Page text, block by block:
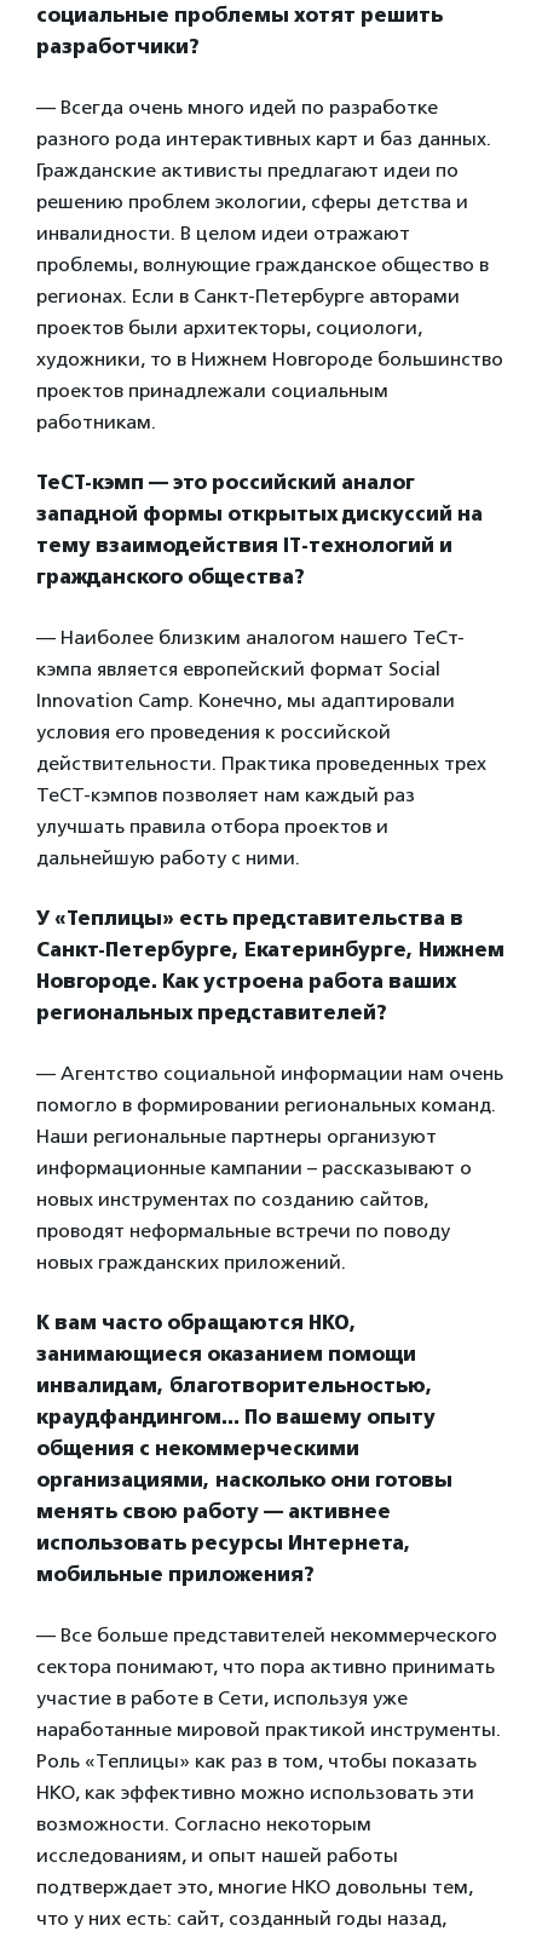
социальные проблемы хотят решить
разработчики?
— Всегда очень много идей по разработке
разного рода интерактивных карт и баз данных.
Гражданские активисты предлагают идеи по
решению проблем экологии, сферы детства и
инвалидности. В целом идеи отражают
проблемы, волнующие гражданское общество в
регионах. Если в Санкт-Петербурге авторами
проектов были архитекторы, социологи,
художники, то в Нижнем Новгороде большинство
проектов принадлежали социальным
работникам.
ТеСТ-кэмп — это российский аналог
западной формы открытых дискуссий на
тему взаимодействия IT-технологий и
гражданского общества?
— Наиболее близким аналогом нашего ТеСт-
кэмпа является европейский формат Social
Innovation Camp. Конечно, мы адаптировали
условия его проведения к российской
действительности. Практика проведенных трех
ТеСТ-кэмпов позволяет нам каждый раз
улучшать правила отбора проектов и
дальнейшую работу с ними.
У «Теплицы» есть представительства в
Санкт-Петербурге, Екатеринбурге, Нижнем
Новгороде. Как устроена работа ваших
региональных представителей?
— Агентство социальной информации нам очень
помогло в формировании региональных команд.
Наши региональные партнеры организуют
информационные кампании – рассказывают о
новых инструментах по созданию сайтов,
проводят неформальные встречи по поводу
новых гражданских приложений.
К вам часто обращаются НКО,
занимающиеся оказанием помощи
инвалидам, благотворительностью,
краудфандингом… По вашему опыту
общения с некоммерческими
организациями, насколько они готовы
менять свою работу — активнее
использовать ресурсы Интернета,
мобильные приложения?
— Все больше представителей некоммерческого
сектора понимают, что пора активно принимать
участие в работе в Сети, используя уже
наработанные мировой практикой инструменты.
Роль «Теплицы» как раз в том, чтобы показать
НКО, как эффективно можно использовать эти
возможности. Согласно некоторым
исследованиям, и опыт нашей работы
подтверждает это, многие НКО довольны тем,
что у них есть: сайт, созданный годы назад,